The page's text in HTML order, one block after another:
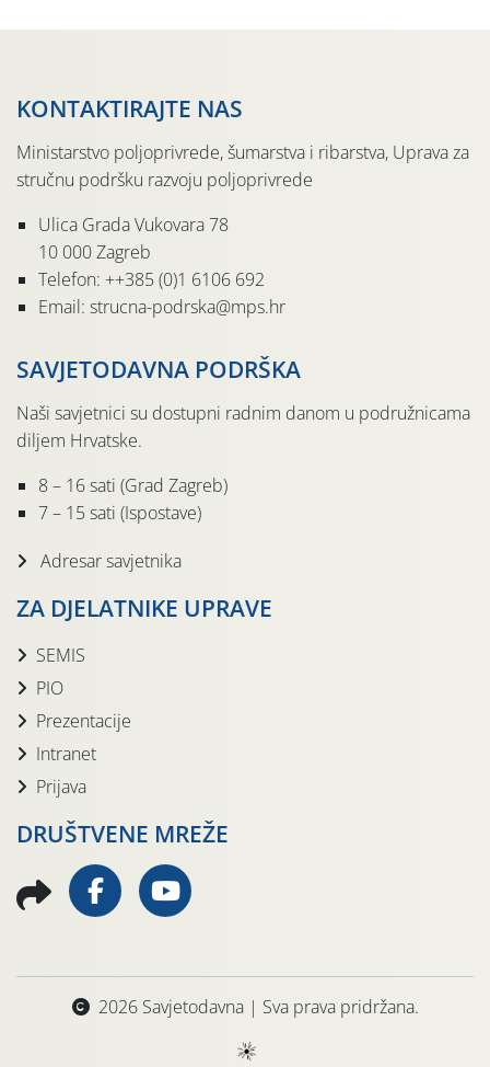
KONTAKTIRAJTE NAS
Ministarstvo poljoprivrede, šumarstva i ribarstva, Uprava za
stručnu podršku razvoju poljoprivrede
Ulica Grada Vukovara 78
10 000 Zagreb
Telefon: ++385 (0)1 6106 692
Email: strucna-podrska@mps.hr
SAVJETODAVNA PODRŠKA
Naši savjetnici su dostupni radnim danom u podružnicama
diljem Hrvatske.
8 – 16 sati (Grad Zagreb)
7 – 15 sati (Ispostave)
Adresar savjetnika
ZA DJELATNIKE UPRAVE
SEMIS
PIO
Prezentacije
Intranet
Prijava
DRUŠTVENE MREŽE
2026 Savjetodavna | Sva prava pridržana.